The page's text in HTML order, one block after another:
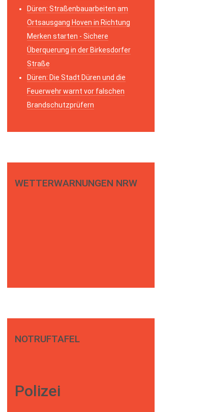
Düren: Straßenbauarbeiten am
Ortsausgang Hoven in Richtung
Merken starten - Sichere
Überquerung in der Birkesdorfer
Straße
Düren: Die Stadt Düren und die
Feuerwehr warnt vor falschen
Brandschutzprüfern
WETTERWARNUNGEN NRW
NOTRUFTAFEL
Polizei